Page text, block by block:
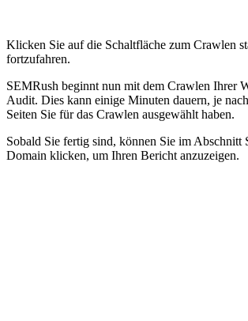
Klicken Sie auf die Schaltfläche zum Crawlen
fortzufahren.
SEMRush beginnt nun mit dem Crawlen Ihrer
Audit. Dies kann einige Minuten dauern, je
Seiten Sie für das Crawlen ausgewählt haben.
Sobald Sie fertig sind, können Sie im Abschnitt
Domain klicken, um Ihren Bericht anzuzeigen.